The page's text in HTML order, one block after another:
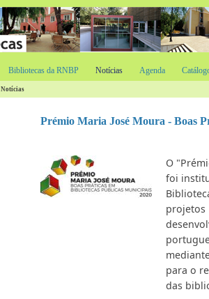
Bibliotecas da RNBP Notícias Agenda
Notícias
Prémio Maria José Moura - Boas
O
foi
projetos
para o
das